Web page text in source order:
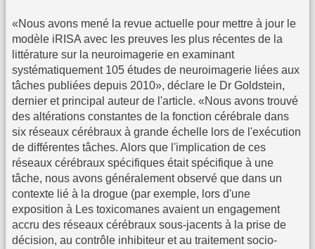
«Nous avons mené la revue actuelle pour mettre à jour le
modèle iRISA avec les preuves les plus récentes de la
littérature sur la neuroimagerie en examinant
systématiquement 105 études de neuroimagerie liées aux
tâches publiées depuis 2010», déclare le Dr Goldstein,
dernier et principal auteur de l'article. «Nous avons trouvé
des altérations constantes de la fonction cérébrale dans
six réseaux cérébraux à grande échelle lors de l'exécution
de différentes tâches. Alors que l'implication de ces
réseaux cérébraux spécifiques était spécifique à une
tâche, nous avons généralement observé que dans un
contexte lié à la drogue (par exemple, lors d'une
exposition à Les toxicomanes avaient un engagement
accru des réseaux cérébraux sous-jacents à la prise de
décision, au contrôle inhibiteur et au traitement socio-